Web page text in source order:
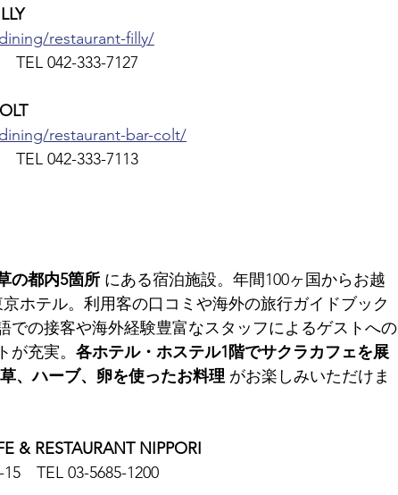
restaurant-filly/
TEL 042-333-7127
restaurant-bar-colt/
TEL 042-333-7113
の都内5箇所 にある宿泊施設。年間100ヶ国からお越
ホテル。利用客の口コミや海外の旅行ガイドブック
での接客や海外経験豊富なスタッフによるゲストへの
充実。 各ホテル・ホステル1階でサクラカフェを展
、ハーブ、卵を使ったお料理 がお楽しみいただけま
& RESTAURANT NIPPORI
　TEL 03-5685-1200